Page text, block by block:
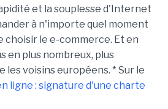
et la souplesse d'Internet
à n'importe quel moment
choisir le e-commerce. Et en
en plus nombreux, plus
les voisins européens. * Sur le
ligne : signature d'une charte